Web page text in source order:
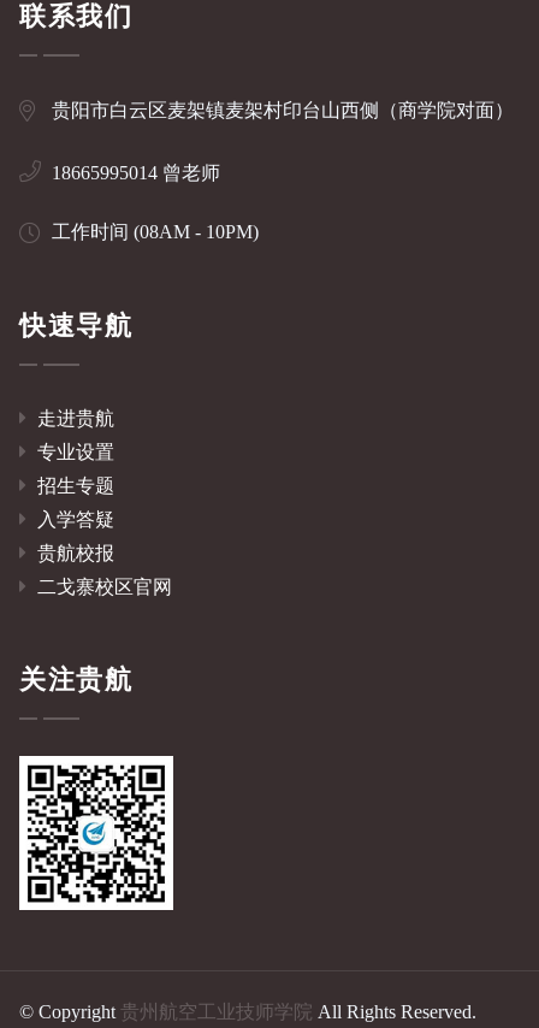
联系我们
贵阳市白云区麦架镇麦架村印台山西侧（商学院对面）
18665995014 曾老师
工作时间 (08AM - 10PM)
快速导航
走进贵航
专业设置
招生专题
入学答疑
贵航校报
二戈寨校区官网
关注贵航
© Copyright 贵州航空工业技师学院 All Rights Reserved.